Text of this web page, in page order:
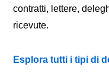
contratti, lettere,
ricevute.
Esplora tutti i tipi di